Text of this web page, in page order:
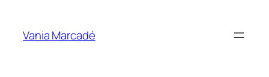
contenu
Vania Marcadé